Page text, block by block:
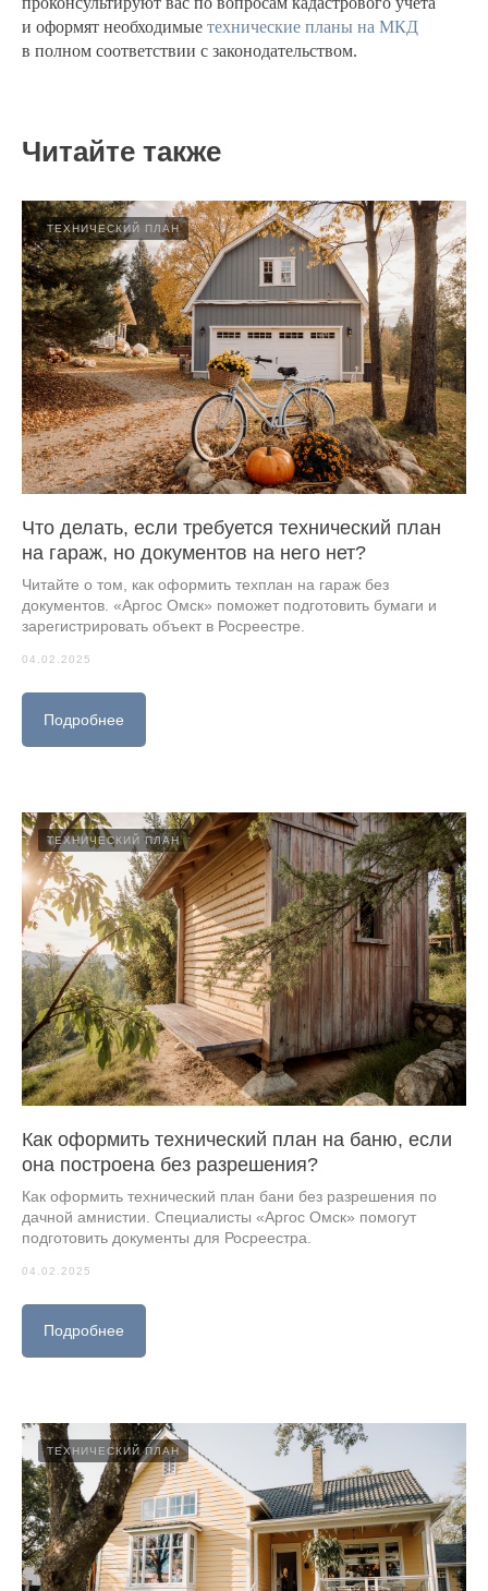
и оформят необходимые технические планы на МКД
в полном соответствии с законодательством.
Читайте также
ТЕХНИЧЕСКИЙ ПЛАН
Что делать, если требуется технический план
на гараж, но документов на него нет?
Читайте о том, как оформить техплан на гараж без
документов. «Аргос Омск» поможет подготовить бумаги и
зарегистрировать объект в Росреестре.
04.02.2025
Подробнее
ТЕХНИЧЕСКИЙ ПЛАН
Как оформить технический план на баню, если
она построена без разрешения?
Как оформить технический план бани без разрешения по
дачной амнистии. Специалисты «Аргос Омск» помогут
подготовить документы для Росреестра.
04.02.2025
Подробнее
ТЕХНИЧЕСКИЙ ПЛАН